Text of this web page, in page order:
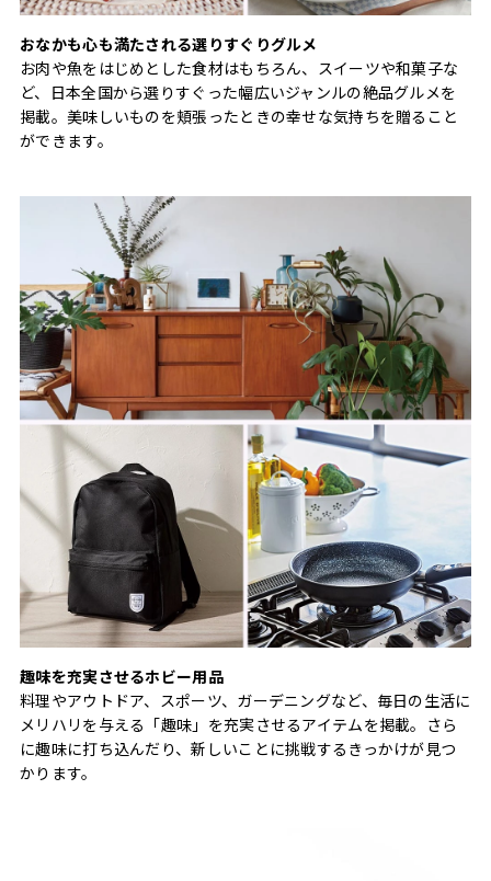
おなかも心も満たされる選りすぐりグルメ
お肉や魚をはじめとした食材はもちろん、スイーツや和菓子な
ど、日本全国から選りすぐった幅広いジャンルの絶品グルメを
掲載。美味しいものを頬張ったときの幸せな気持ちを贈ること
ができます。
趣味を充実させるホビー用品
料理やアウトドア、スポーツ、ガーデニングなど、毎日の生活に
メリハリを与える「趣味」を充実させるアイテムを掲載。さら
に趣味に打ち込んだり、新しいことに挑戦するきっかけが見つ
かります。